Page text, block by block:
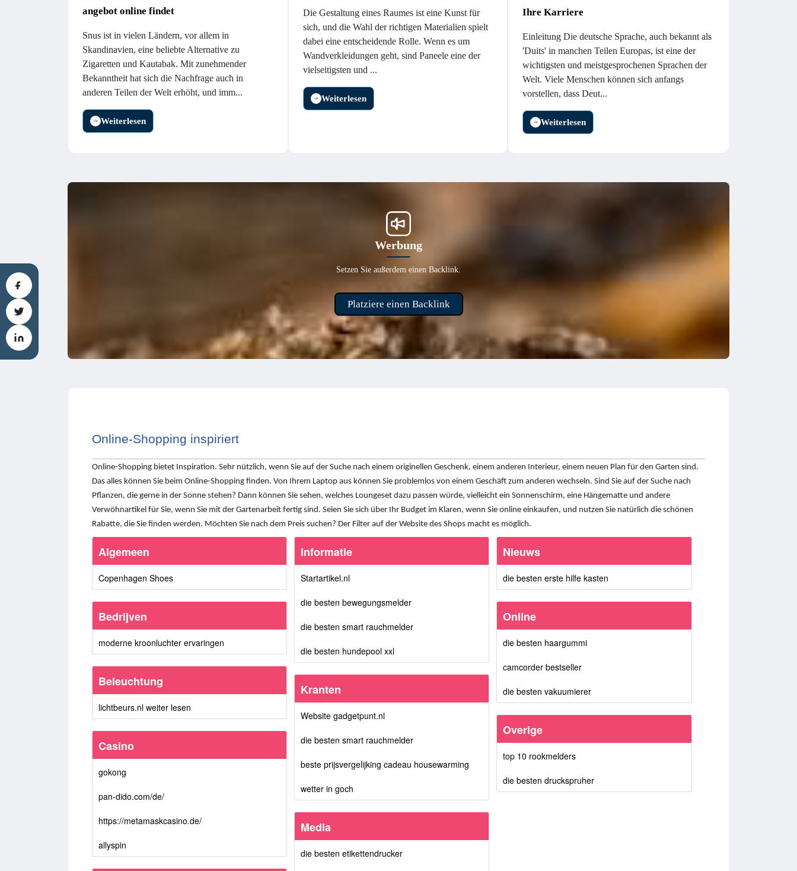
angebot online findet
Snus ist in vielen Ländern, vor allem in
Skandinavien, eine beliebte Alternative zu
Zigaretten und Kautabak. Mit zunehmender
Bekanntheit hat sich die Nachfrage auch in
anderen Teilen der Welt erhöht, und imm...
Weiterlesen
Die Gestaltung eines Raumes ist eine Kunst für
sich, und die Wahl der richtigen Materialien spielt
dabei eine entscheidende Rolle. Wenn es um
Wandverkleidungen geht, sind Paneele eine der
vielseitigsten und ...
Weiterlesen
Ihre Karriere
Einleitung Die deutsche Sprache, auch bekannt als
'Duits' in manchen Teilen Europas, ist eine der
wichtigsten und meistgesprochenen Sprachen der
Welt. Viele Menschen können sich anfangs
vorstellen, dass Deut...
Weiterlesen
Werbung
Setzen Sie außerdem einen Backlink.
Platziere einen Backlink
Online-Shopping inspiriert
Online-Shopping bietet Inspiration. Sehr nützlich, wenn Sie auf der Suche nach einem originellen Geschenk, einem anderen Interieur, einem neuen Plan für den Garten sind.
Das alles können Sie beim Online-Shopping finden. Von Ihrem Laptop aus können Sie problemlos von einem Geschäft zum anderen wechseln. Sind Sie auf der Suche nach
Pflanzen, die gerne in der Sonne stehen? Dann können Sie sehen, welches Loungeset dazu passen würde, vielleicht ein Sonnenschirm, eine Hängematte und andere
Verwöhnartikel für Sie, wenn Sie mit der Gartenarbeit fertig sind. Seien Sie sich über Ihr Budget im Klaren, wenn Sie online einkaufen, und nutzen Sie natürlich die schönen
Rabatte, die Sie finden werden. Möchten Sie nach dem Preis suchen? Der Filter auf der Website des Shops macht es möglich.
Algemeen
Copenhagen Shoes
Bedrijven
moderne kroonluchter ervaringen
Beleuchtung
lichtbeurs.nl weiter lesen
Casino
gokong
pan-dido.com/de/
https://metamaskcasino.de/
allyspin
Informatie
Startartikel.nl
die besten bewegungsmelder
die besten smart rauchmelder
die besten hundepool xxl
Kranten
Website gadgetpunt.nl
die besten smart rauchmelder
beste prijsvergelijking cadeau housewarming
wetter in goch
Media
die besten etikettendrucker
Nieuws
die besten erste hilfe kasten
Online
die besten haargummi
camcorder bestseller
die besten vakuumierer
Overige
top 10 rookmelders
die besten druckspruher